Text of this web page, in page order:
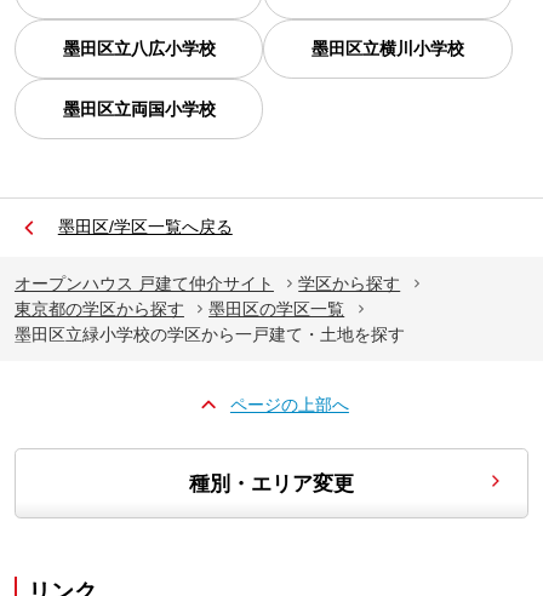
墨田区立八広小学校 墨田区立横川小学校
墨田区立両国小学校
墨田区/学区一覧へ戻る
オープンハウス 戸建て仲介サイト
学区から探す
東京都の学区から探す
墨田区の学区一覧
墨田区立緑小学校の学区から一戸建て・土地を探す
ページの上部へ
種別・エリア変更